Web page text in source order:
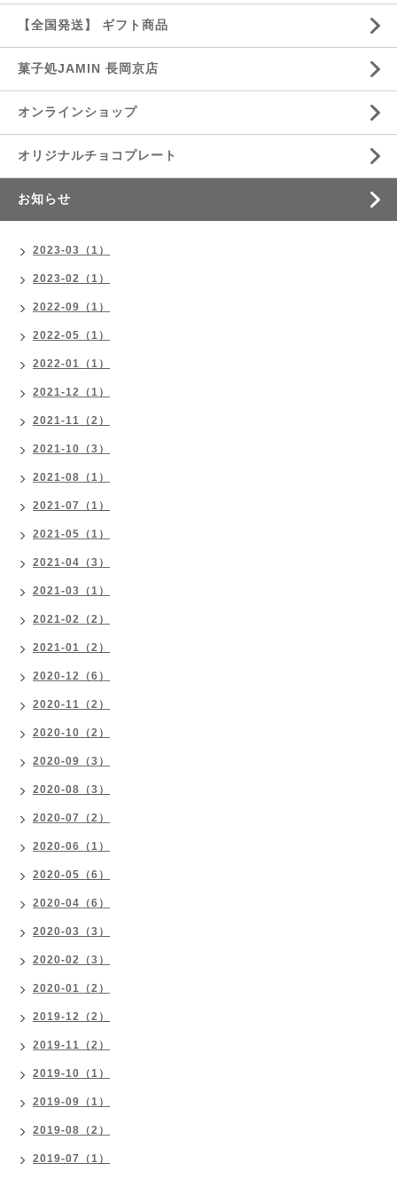
【全国発送】 ギフト商品
菓子処JAMIN 長岡京店
オンラインショップ
オリジナルチョコプレート
お知らせ
2023-03（1）
2023-02（1）
2022-09（1）
2022-05（1）
2022-01（1）
2021-12（1）
2021-11（2）
2021-10（3）
2021-08（1）
2021-07（1）
2021-05（1）
2021-04（3）
2021-03（1）
2021-02（2）
2021-01（2）
2020-12（6）
2020-11（2）
2020-10（2）
2020-09（3）
2020-08（3）
2020-07（2）
2020-06（1）
2020-05（6）
2020-04（6）
2020-03（3）
2020-02（3）
2020-01（2）
2019-12（2）
2019-11（2）
2019-10（1）
2019-09（1）
2019-08（2）
2019-07（1）